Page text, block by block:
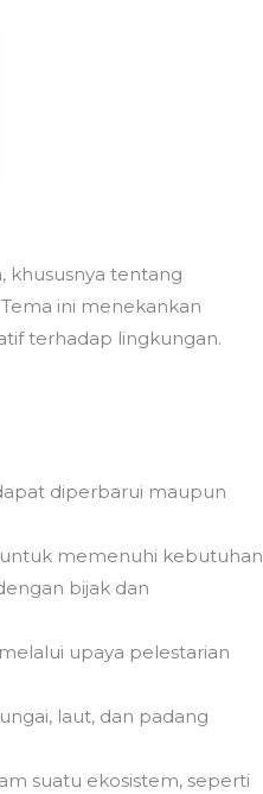
khususnya tentang
ini menekankan
terhadap lingkungan.
diperbarui maupun
memenuhi kebutuhan
bijak dan
upaya pelestarian
laut, dan padang
suatu ekosistem, seperti